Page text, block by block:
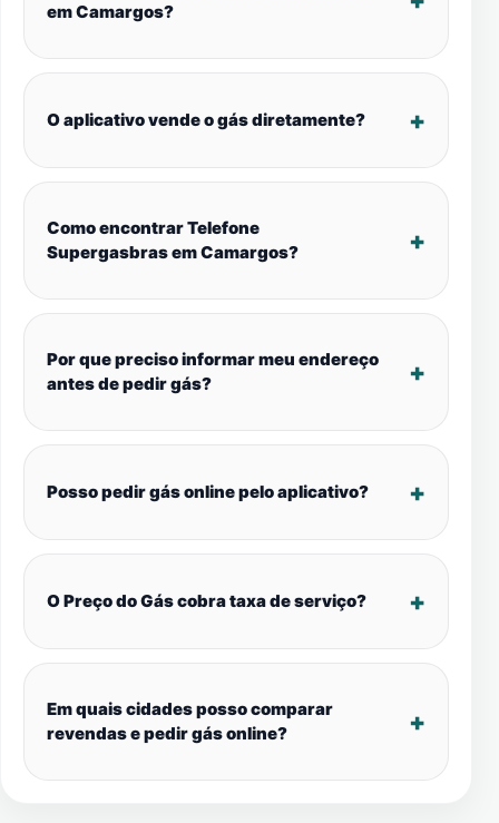
em Camargos?
O aplicativo vende o gás diretamente?
Como encontrar Telefone
Supergasbras em Camargos?
Por que preciso informar meu endereço
antes de pedir gás?
Posso pedir gás online pelo aplicativo?
O Preço do Gás cobra taxa de serviço?
Em quais cidades posso comparar
revendas e pedir gás online?